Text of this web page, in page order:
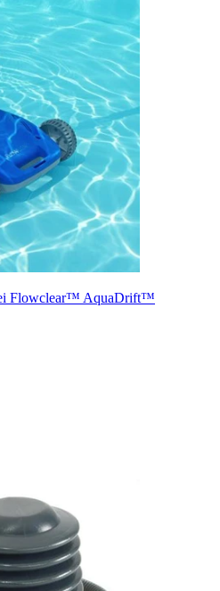
Flowclear™ AquaDrift™